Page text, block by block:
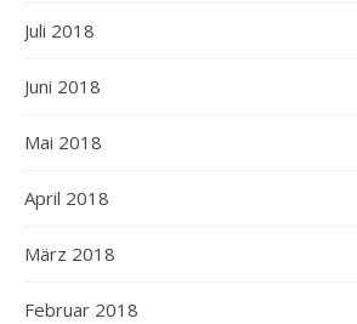
Juli 2018
Juni 2018
Mai 2018
April 2018
März 2018
Februar 2018